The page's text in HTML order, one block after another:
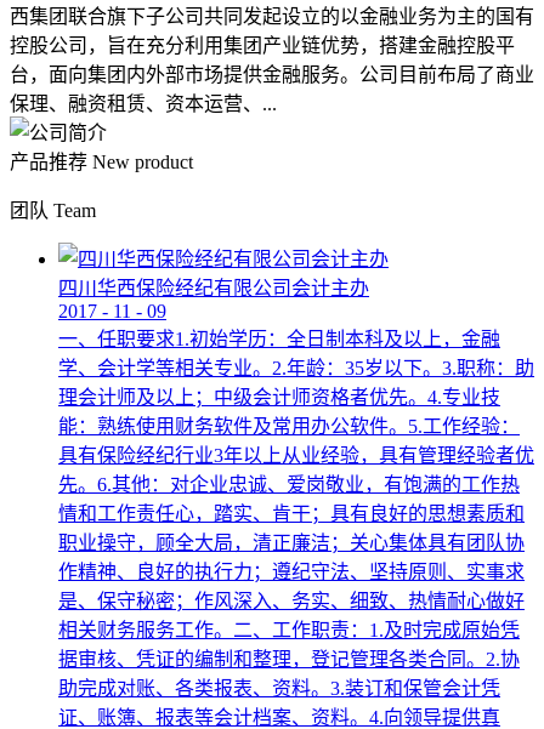
西集团联合旗下子公司共同发起设立的以金融业务为主的国有
控股公司，旨在充分利用集团产业链优势，搭建金融控股平
台，面向集团内外部市场提供金融服务。公司目前布局了商业
保理、融资租赁、资本运营、...
产品推荐 New product
团队 Team
四川华西保险经纪有限公司会计主办
2017 - 11 - 09
一、任职要求1.初始学历：全日制本科及以上，金融
学、会计学等相关专业。2.年龄：35岁以下。3.职称：助
理会计师及以上；中级会计师资格者优先。4.专业技
能：熟练使用财务软件及常用办公软件。5.工作经验：
具有保险经纪行业3年以上从业经验，具有管理经验者优
先。6.其他：对企业忠诚、爱岗敬业，有饱满的工作热
情和工作责任心，踏实、肯干；具有良好的思想素质和
职业操守，顾全大局，清正廉洁；关心集体具有团队协
作精神、良好的执行力；遵纪守法、坚持原则、实事求
是、保守秘密；作风深入、务实、细致、热情耐心做好
相关财务服务工作。二、工作职责：1.及时完成原始凭
据审核、凭证的编制和整理，登记管理各类合同。2.协
助完成对账、各类报表、资料。3.装订和保管会计凭
证、账簿、报表等会计档案、资料。4.向领导提供真